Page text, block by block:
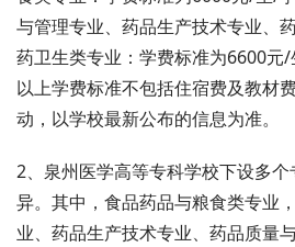
与管理专业、药品生产技术专业、
药卫生类专业：学费标准为6600元/
以上学费标准不包括住宿费及教材
动，以学校最新公布的信息为准。
2、泉州医学高等专科学校下设多
异。其中，食品药品与粮食类专业
业、药品生产技术专业、药品质量